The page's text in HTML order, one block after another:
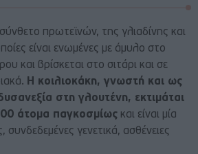
πρωτεϊνών, της γλιαδίνης και
είναι ενωμένες με άμυλο στο
και βρίσκεται στο σιτάρι και σε
Η κοιλιοκάκη, γνωστή και ως
στη γλουτένη, εκτιμάται
άτομα παγκοσμίως και είναι μία
συνδεδεμένες γενετικά, ασθένειες